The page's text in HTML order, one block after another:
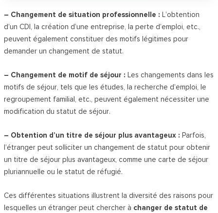
– Changement de situation professionnelle : L’obtention
d’un CDI, la création d’une entreprise, la perte d’emploi, etc.,
peuvent également constituer des motifs légitimes pour
demander un changement de statut.
– Changement de motif de séjour : Les changements dans les
motifs de séjour, tels que les études, la recherche d’emploi, le
regroupement familial, etc., peuvent également nécessiter une
modification du statut de séjour.
– Obtention d’un titre de séjour plus avantageux : Parfois,
l’étranger peut solliciter un changement de statut pour obtenir
un titre de séjour plus avantageux, comme une carte de séjour
pluriannuelle ou le statut de réfugié.
Ces différentes situations illustrent la diversité des raisons pour
lesquelles un étranger peut chercher à changer de statut de